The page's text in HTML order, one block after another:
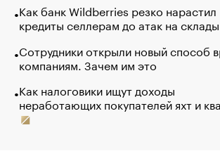
Как банк Wildberries резко нарастил
кредиты селлерам до атак на склады
Сотрудники открыли новый способ
компаниям. Зачем им это
Как налоговики ищут доходы
неработающих покупателей яхт и